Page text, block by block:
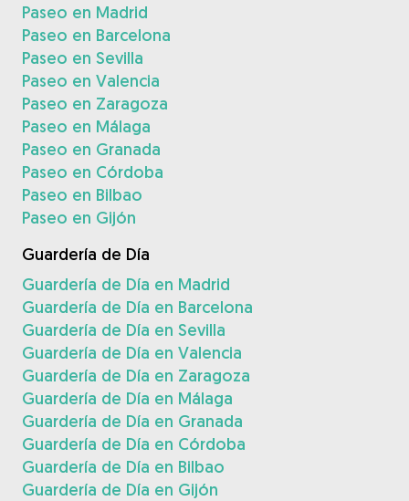
Paseo en Madrid
Paseo en Barcelona
Paseo en Sevilla
Paseo en Valencia
Paseo en Zaragoza
Paseo en Málaga
Paseo en Granada
Paseo en Córdoba
Paseo en Bilbao
Paseo en Gijón
Guardería de Día
Guardería de Día en Madrid
Guardería de Día en Barcelona
Guardería de Día en Sevilla
Guardería de Día en Valencia
Guardería de Día en Zaragoza
Guardería de Día en Málaga
Guardería de Día en Granada
Guardería de Día en Córdoba
Guardería de Día en Bilbao
Guardería de Día en Gijón